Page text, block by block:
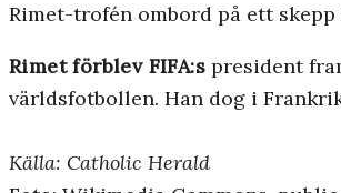
Rimet-trofén ombord på ett
Rimet förblev FIFA:s president
världsfotbollen. Han dog i
Källa: Catholic Herald